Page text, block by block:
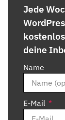
Jede
deine
Name
E-Mail